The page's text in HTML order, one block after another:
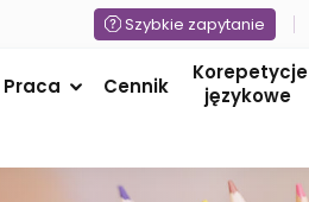
Szybkie zapytanie
Praca Cennik
Korepetycje
językowe